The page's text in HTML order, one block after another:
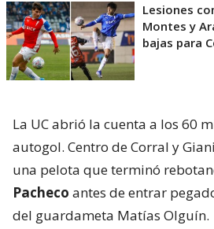
Lesiones
Montes y
bajas para
La UC abrió la cuenta a los 60
autogol. Centro de Corral y
una pelota que terminó
Pacheco antes de entrar
del guardameta Matías Olguín.